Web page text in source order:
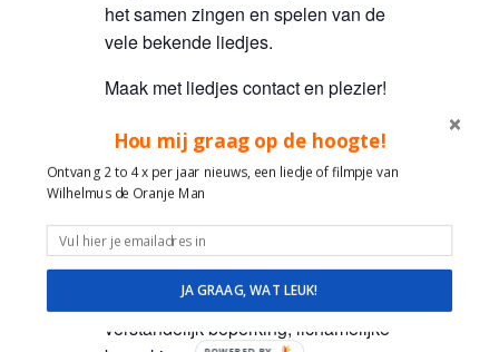
het samen zingen en spelen van de
vele bekende liedjes.
Maak met liedjes contact en plezier!
Muzikale reis door de tijd en feest
van herkenning met Hollandse
Veel ervaring, plezier, ruimte en
geduld in de omgang met mensen
met dementie, alzheimer,
verstandelijk beperking, lichamelijke
Hou mij graag op de hoogte!
Ontvang 2 to 4 x per jaar nieuws, een liedje of filmpje van
Wilhelmus de Oranje Man
JA GRAAG, WAT LEUK!